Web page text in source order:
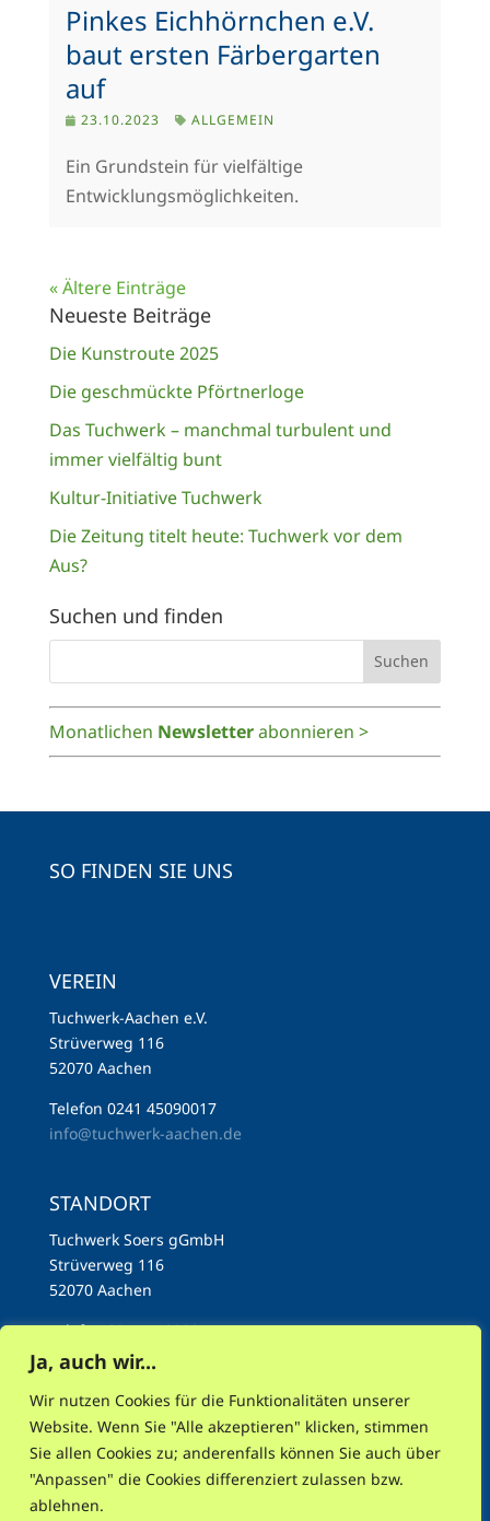
Ja, auch wir...
Wir nutzen Cookies für die Funktionalitäten unserer
Website. Wenn Sie "Alle akzeptieren" klicken, stimmen
Sie allen Cookies zu; anderenfalls können Sie auch über
"Anpassen" die Cookies differenziert zulassen bzw.
ablehnen.
Pinkes Eichhörnchen e.V.
baut ersten Färbergarten
auf
23.10.2023 ALLGEMEIN
Ein Grundstein für vielfältige
Entwicklungsmöglichkeiten.
« Ältere Einträge
Neueste Beiträge
Die Kunstroute 2025
Die geschmückte Pförtnerloge
Das Tuchwerk – manchmal turbulent und
immer vielfältig bunt
Kultur-Initiative Tuchwerk
Die Zeitung titelt heute: Tuchwerk vor dem
Aus?
Suchen und finden
Monatlichen Newsletterabonnieren >
SO FINDEN SIE UNS
VEREIN
Tuchwerk-Aachen e.V.
Strüverweg 116
52070 Aachen
Telefon 0241 45090017
info@tuchwerk-aachen.de
STANDORT
Tuchwerk Soers gGmbH
Strüverweg 116
52070 Aachen
Telefon 0241 45090017
info@tuchwerk-aachen.de
AKTUELLES NEWSLETTER
INSTAGRAM